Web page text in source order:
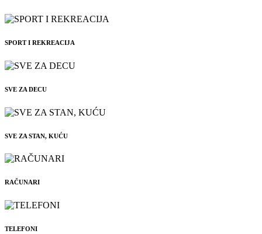
SPORT I REKREACIJA
SVE ZA DECU
SVE ZA STAN, KUĆU
RAČUNARI
TELEFONI